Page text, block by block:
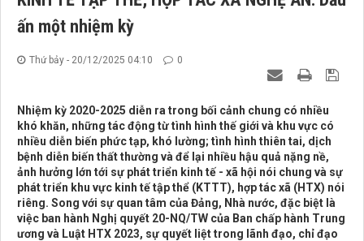
ấn một nhiệm kỳ
Thứ bảy - 20/12/2025 04:10 0
Nhiệm kỳ 2020-2025 diễn ra trong bối cảnh chung có nhiều
khó khăn, những tác động từ tình hình thế giới và khu vực có
nhiều diễn biến phức tạp, khó lường; tình hình thiên tai, dịch
bệnh diễn biến thất thường và để lại nhiều hậu quả nặng nề,
ảnh hưởng lớn tới sự phát triển kinh tế - xã hội nói chung và sự
phát triển khu vực kinh tế tập thể (KTTT), hợp tác xã (HTX) nói
riêng. Song với sự quan tâm của Đảng, Nhà nước, đặc biệt là
việc ban hành Nghị quyết 20-NQ/TW của Ban chấp hành Trung
ương và Luật HTX 2023, sự quyết liệt trong lãnh đạo, chỉ đạo